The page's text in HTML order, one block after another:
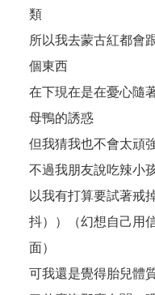
類
所以我去蒙古紅都會
個東西
在下現在是在憂心隨
母鴨的誘惑
但我猜我也不會太頑
不過我朋友說吃辣小
以我有打算要試著戒
抖））（幻想自己用
面）
可我還是覺得胎兒體